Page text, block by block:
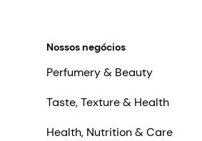
Nossos negócios
Perfumery & Beauty
Taste, Texture & Health
Health, Nutrition & Care